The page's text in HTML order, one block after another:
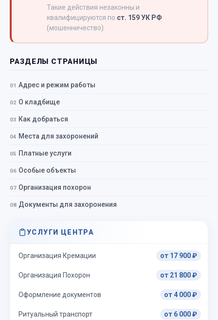
Такие действия незаконны и
квалифицируются по ст. 159 УК РФ
(мошенничество).
РАЗДЕЛЫ СТРАНИЦЫ
Адрес и режим работы
О кладбище
Как добраться
Места для захоронений
Платные услуги
Особые объекты
Организация похорон
Документы для захоронения
УСЛУГИ ЦЕНТРА
Организация Кремации от 17 900 ₽
Организация Похорон от 21 800 ₽
Оформление документов от 4 000 ₽
Ритуальный транспорт от 6 000 ₽